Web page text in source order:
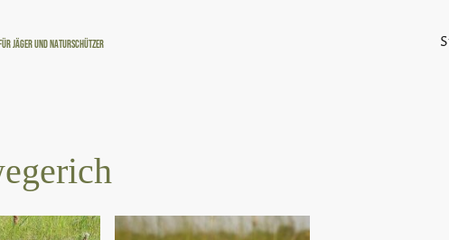
Jäger und Naturschützer